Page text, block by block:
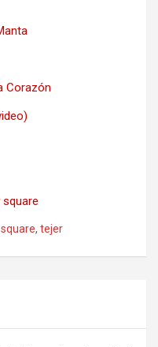
Corazón
square
square, tejer